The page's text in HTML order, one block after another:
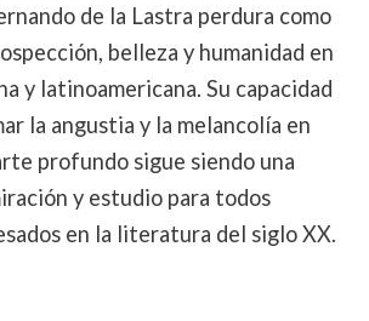
de la Lastra perdura como
belleza y humanidad en
y latinoamericana. Su capacidad
la angustia y la melancolía en
profundo sigue siendo una
y estudio para todos
en la literatura del siglo XX.